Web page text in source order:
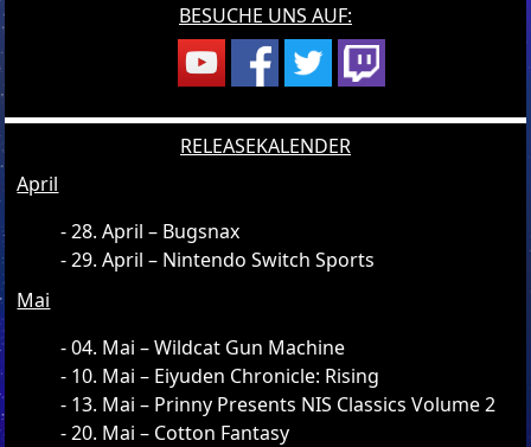
BESUCHE UNS AUF:
RELEASEKALENDER
April
28. April – Bugsnax
29. April – Nintendo Switch Sports
Mai
04. Mai – Wildcat Gun Machine
10. Mai – Eiyuden Chronicle: Rising
13. Mai – Prinny Presents NIS Classics Volume 2
20. Mai – Cotton Fantasy